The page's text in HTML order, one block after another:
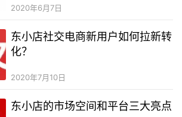
2020年6月7日
东小店社交电商新用户如何拉新转
化？
2020年7月10日
东小店的市场空间和平台三大亮点